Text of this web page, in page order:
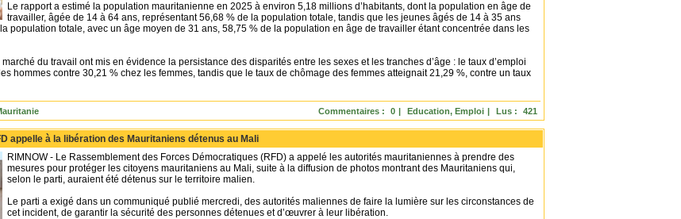
Le rapport a estimé la population mauritanienne en 2025 à environ 5,18 millions d’habitants, dont la population en âge de
travailler, âgée de 14 à 64 ans, représentant 56,68 % de la population totale, tandis que les jeunes âgés de 14 à 35 ans
population totale, avec un âge moyen de 31 ans, 58,75 % de la population en âge de travailler étant concentrée dans les
du travail ont mis en évidence la persistance des disparités entre les sexes et les tranches d’âge : le taux d’emploi
hommes contre 30,21 % chez les femmes, tandis que le taux de chômage des femmes atteignait 21,29 %, contre un taux
Lus : 421
Education, Emploi |
Commentaires : 0 |
appelle à la libération des Mauritaniens détenus au Mali
RIMNOW - Le Rassemblement des Forces Démocratiques (RFD) a appelé les autorités mauritaniennes à prendre des
mesures pour protéger les citoyens mauritaniens au Mali, suite à la diffusion de photos montrant des Mauritaniens qui,
selon le parti, auraient été détenus sur le territoire malien.
Le parti a exigé dans un communiqué publié mercredi, des autorités maliennes de faire la lumière sur les circonstances de
cet incident, de garantir la sécurité des personnes détenues et d’œuvrer à leur libération.